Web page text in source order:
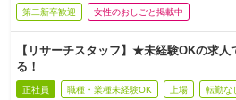
第二新卒歓迎 女性のおしごと掲載中
【リサーチスタッフ】★未経験OKの求人
る！
正社員 職種・業種未経験OK 上場 転勤な